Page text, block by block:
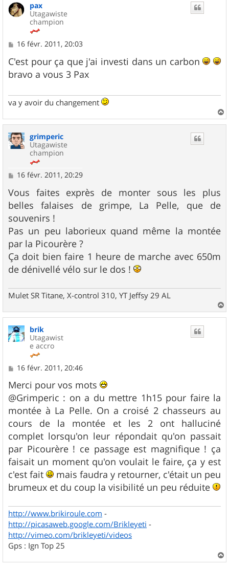
pax
Utagawiste
champion
M
s
s
a
16 févr. 2011, 20:03
C'est pour ça que j'ai investi dans un carbon
bravo a vous 3 Pax
va y avoir du changement
a
grimperic
Utagawiste
champion
M
s
s
a
g
e
16 févr. 2011, 20:29
Vous faites exprès de monter sous les plus
belles falaises de grimpe, La Pelle, que de
souvenirs !
Pas un peu laborieux quand même la montée
par la Picourère ?
Ça doit bien faire 1 heure de marche avec 650m
de dénivellé vélo sur le dos !
Mulet SR Titane, X-control 310, YT Jeffsy 29 AL
a
brik
Utagawist
e accro
M
s
s
a
g
e
16 févr. 2011, 20:46
Merci pour vos mots
@Grimperic : on a du mettre 1h15 pour faire la
montée à La Pelle. On a croisé 2 chasseurs au
cours de la montée et les 2 ont halluciné
complet lorsqu'on leur répondait qu'on passait
par Picourère ! ce passage est magnifique ! ça
faisait un moment qu'on voulait le faire, ça y est
c'est fait
mais faudra y retourner, c'était un peu
brumeux et du coup la visibilité un peu réduite
http://www.brikiroule.com -
http://picasaweb.google.com/Brikleyeti -
http://vimeo.com/brikleyeti/videos
Gps : Ign Top 25
a